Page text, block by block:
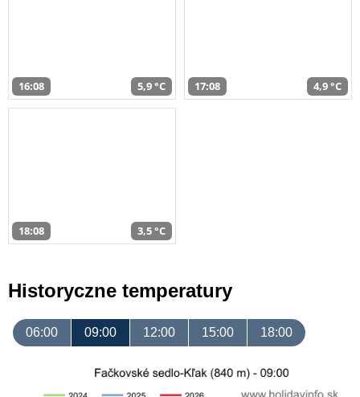
16:08 5,9 °C 17:08 4,9 °C
18:08 3,5 °C
Historyczne temperatury
06:00 09:00 12:00 15:00 18:00